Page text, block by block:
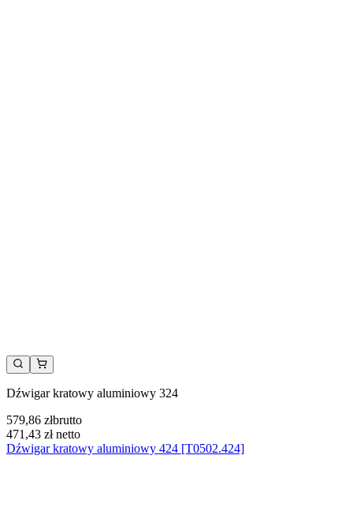
Dźwigar kratowy aluminiowy 324
579,86 złbrutto
471,43 zł netto
Dźwigar kratowy aluminiowy 424 [T0502.424]